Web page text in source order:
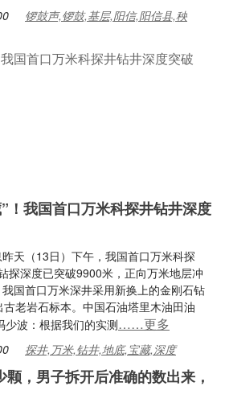
锣鼓声,锣鼓,基层,阳信,阳信县,秧
！我国首口万米科探井钻井深度
天（13日）下午，我国首口万米科探
深度已突破9900米，正向万米地层冲
国首口万米深井采用新换上的金刚石钻
老岩石标本。中国石油塔里木油田油
少波：根据我们的实测……更多
探井,万米,钻井,地底,宝藏,深度
，男子拆开后准确的数出来，